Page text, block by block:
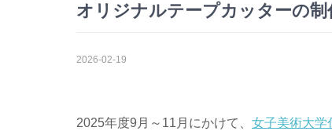
オリジナルテープカッターの制
2026-02-19
2025年度9月～11月にかけて、 女子美術大学